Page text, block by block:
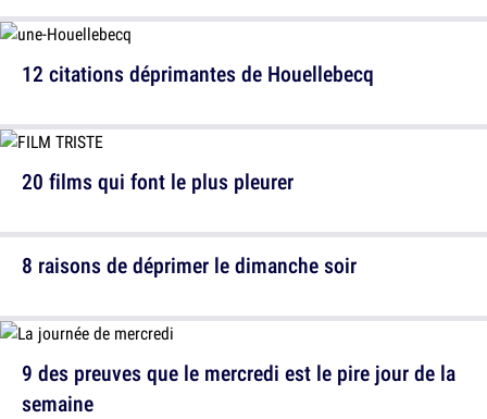
20 films qui font le plus pleurer
9 des preuves que le mercredi est le pire jour de la
semaine
12 citations déprimantes de Houellebecq
8 raisons de déprimer le dimanche soir